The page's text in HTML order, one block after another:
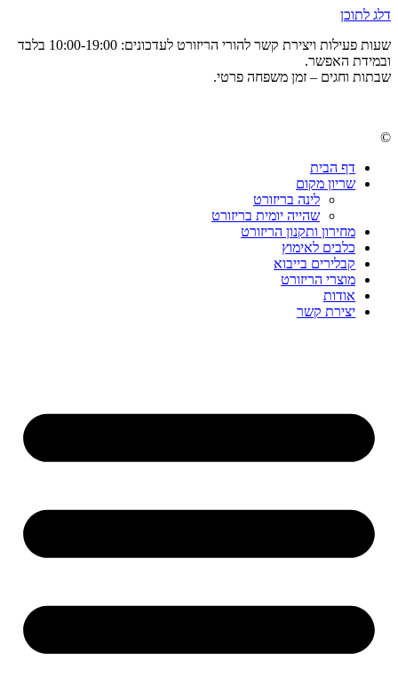
דלג לתוכן
שעות פעילות ויצירת קשר להורי הריזורט לעדכונים: 10:00-19:00 בלבד
ובמידת האפשר.
שבתות וחגים – זמן משפחה פרטי.
©
דף הבית
שריון מקום
לינה בריזורט
שהייה יומית בריזורט
מחירון ותקנון הריזורט
כלבים לאימוץ
קבלירים בייבוא
מוצרי הריזורט
אודות
יצירת קשר